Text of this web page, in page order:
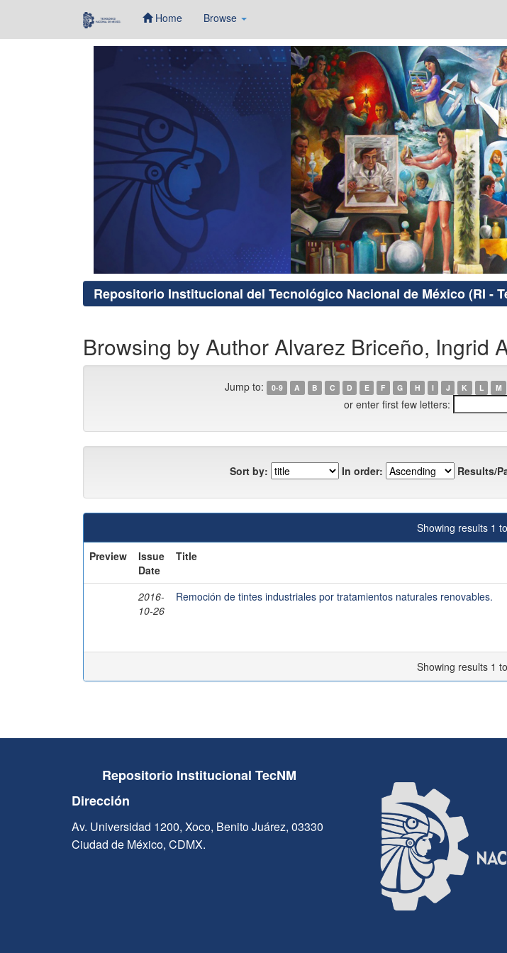
Home Browse
Repositorio Institucional del Tecnológico Nacional de México (RI -
Browsing by Author Alvarez Briceño, Ingrid
Jump to: 0-9 A B C D E F G H I J K L M
or enter first few letters:
Sort by: In order: Results/
Showing results 1
Preview
Issue
Date
Title
2016-
10-26
Remoción de tintes industriales por tratamientos naturales renovables.
Showing results 1
Repositorio Institucional TecNM
Dirección
Av. Universidad 1200, Xoco, Benito Juárez, 03330
Ciudad de México, CDMX.